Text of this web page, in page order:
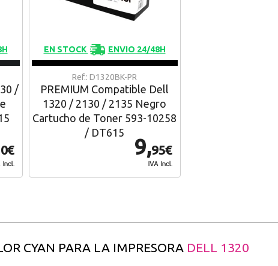
/
Incl.
EN STOCK ENVIO 24/48H
Ref.: D1320BK-PR
PREMIUM Compatible Dell
1320 / 2130 / 2135 Negro
Cartucho de Toner 593-10258
/ DT615
9,95€
IVA Incl.
CYAN PARA LA IMPRESORA DELL 1320